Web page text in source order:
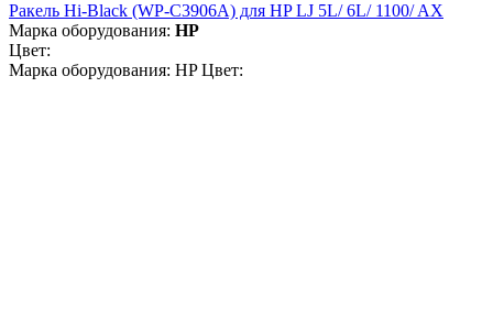
Ракель Hi-Black (WP-C3906A) для HP LJ 5L/ 6L/ 1100/ AX
Марка оборудования: HP
Цвет:
Марка оборудования: HP Цвет: